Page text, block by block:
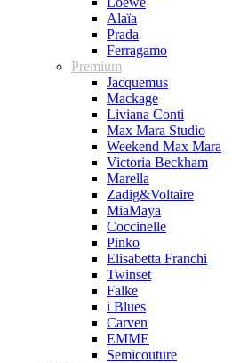
Alaïa
Prada
Ferragamo
Premium
Jacquemus
Mackage
Liviana Conti
Max Mara Studio
Weekend Max Mara
Victoria Beckham
Marella
Zadig&Voltaire
MiaMaya
Coccinelle
Pinko
Elisabetta Franchi
Twinset
Falke
i Blues
Carven
EMME
Semicouture